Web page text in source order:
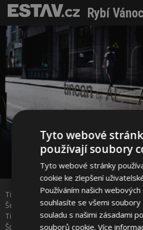
Tincan, navržený studiem AL_A za
Šestiměsíční restaurační projekt v rušné
Tincan nabízí konzervované ryby a
Špičkový povrch DuPont™ Corian® je
Sdílet na
Tyto webové
používají soubory
Tyto webové stránky
cookie ke zlepšení
Používáním našich
souhlasíte se všemi soubory
souladu s našimi zásadami
souborů cookie.Více